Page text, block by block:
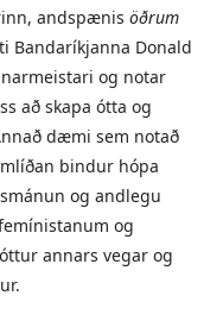
andspænis öðrum
Bandaríkjanna Donald
og notar
að skapa ótta og
dæmi sem notað
bindur hópa
og andlegu
og
annars vegar og